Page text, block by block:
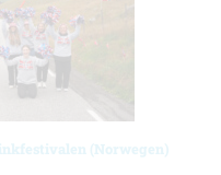
(Norwegen)